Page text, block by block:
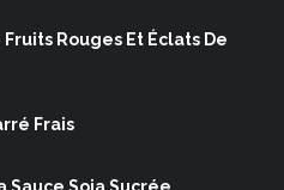
Rouges Et Éclats De
Frais